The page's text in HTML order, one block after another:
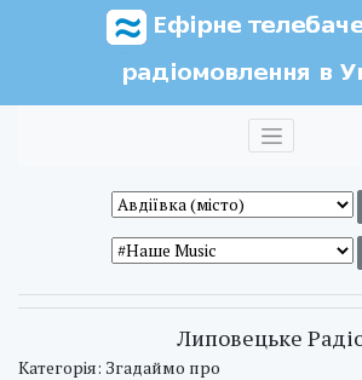
Липовецьке
Категорія: Згадаймо про